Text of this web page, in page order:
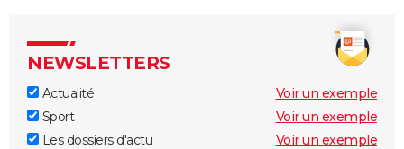
NEWSLETTERS
Actualité
Voir un exemple
Sport
Voir un exemple
Les dossiers d'actu
Voir un exemple